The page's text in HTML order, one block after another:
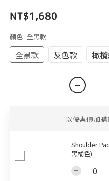
NT$1,680
顏色 : 全黑款
全黑款 灰色款 橄
以優惠價加購
Shoulder
黑橘色)